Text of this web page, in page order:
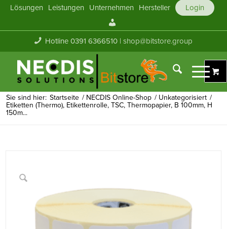
Lösungen Leistungen Unternehmen Hersteller
Login
Konto
Hotline 0391 6366510 |shop@bitstore.group
Sie sind hier: Startseite / NECDIS Online-Shop / Unkategorisiert /
Etiketten (Thermo), Etikettenrolle, TSC, Thermopapier, B 100mm, H
150m...